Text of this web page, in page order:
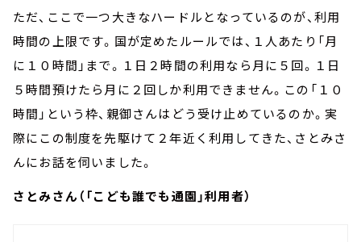
ただ、ここで一つ大きなハードルとなっているのが、利用
時間の上限です。国が定めたルールでは、１人あたり「月
に１０時間」まで。１日２時間の利用なら月に５回。１日
５時間預けたら月に２回しか利用できません。この「１０
時間」という枠、親御さんはどう受け止めているのか。実
際にこの制度を先駆けて２年近く利用してきた、さとみさ
んにお話を伺いました。
さとみさん（「こども誰でも通園」利用者）